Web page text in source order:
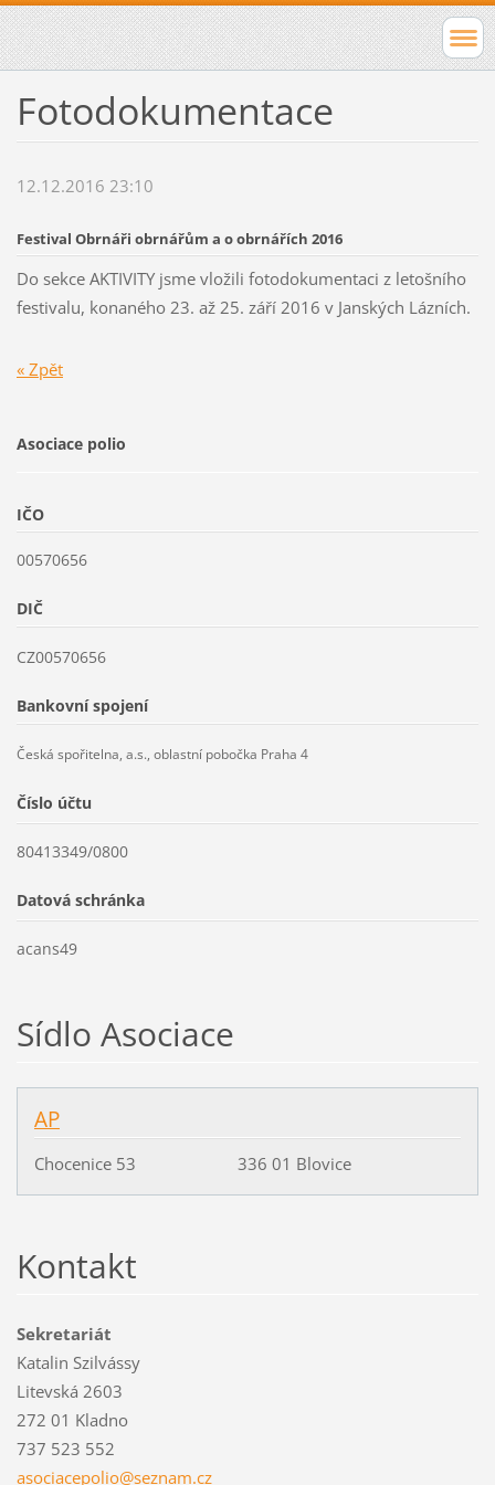
Fotodokumentace
12.12.2016 23:10
Festival Obrnáři obrnářům a o obrnářích 2016
Do sekce AKTIVITY jsme vložili fotodokumentaci z letošního
festivalu, konaného 23. až 25. září 2016 v Janských Lázních.
« Zpět
Asociace polio
IČO
00570656
DIČ
CZ00570656
Bankovní spojení
Česká spořitelna, a.s., oblastní pobočka Praha 4
Číslo účtu
80413349/0800
Datová schránka
acans49
Sídlo Asociace
AP
Chocenice 53 336 01 Blovice
Kontakt
Sekretariát
Katalin Szilvássy
Litevská 2603
272 01 Kladno
737 523 552
asociacepolio@seznam.cz